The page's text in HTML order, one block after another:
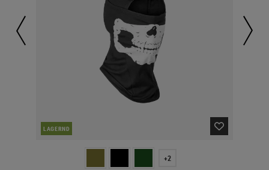
LAGERND
+2